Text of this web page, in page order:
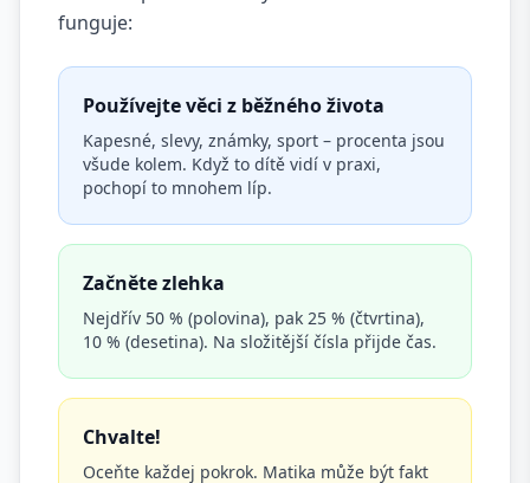
funguje:
Používejte věci z běžného života
Kapesné, slevy, známky, sport – procenta jsou
všude kolem. Když to dítě vidí v praxi,
pochopí to mnohem líp.
Začněte zlehka
Nejdřív 50 % (polovina), pak 25 % (čtvrtina),
10 % (desetina). Na složitější čísla přijde čas.
Chvalte!
Oceňte každej pokrok. Matika může být fakt